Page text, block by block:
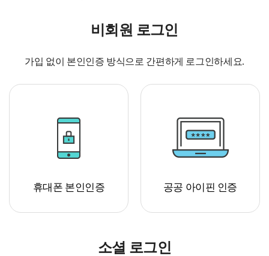
비회원 로그인
가입 없이 본인인증 방식으로 간편하게 로그인하세요.
휴대폰 본인인증 공공 아이핀 인증
소셜 로그인